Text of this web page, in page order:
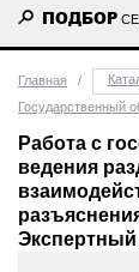
ПОДБОР
Главная /
Государственный
Работа с
ведения
Экспертный